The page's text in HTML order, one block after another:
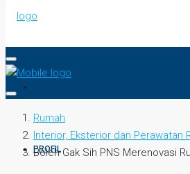
PROFIL
Rumah
Interior, Eksterior dan Perawatan
Boleh Gak Sih PNS Merenovasi